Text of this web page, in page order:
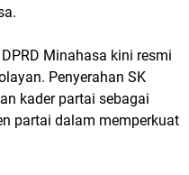
Minahasa kini resmi
Penyerahan SK
kader partai sebagai
partai dalam memperkuat